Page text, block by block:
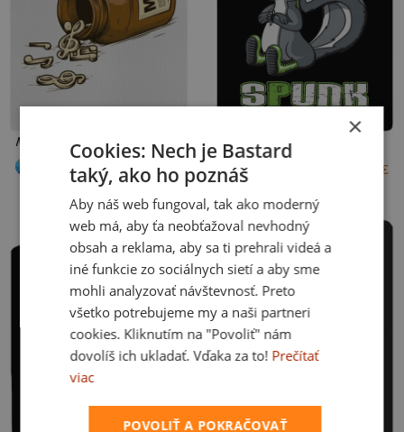
8 12
Music Pills detské športové tričko White
+5 farieb 17 € 2
Spunk detské tričko Black
+14 farieb 17 €
×
Cookies: Nech je Bastard
taký, ako ho poznáš
Aby náš web fungoval, tak ako moderný
web má, aby ťa neobťažoval nevhodný
obsah a reklama, aby sa ti prehrali videá a
iné funkcie zo sociálnych sietí a aby sme
mohli analyzovať návštevnosť. Preto
všetko potrebujeme my a naši partneri
cookies. Kliknutím na "Povoliť" nám
dovolíš ich ukladať. Vďaka za to! Prečítať
viac
POVOLIŤ A POKRAČOVAŤ